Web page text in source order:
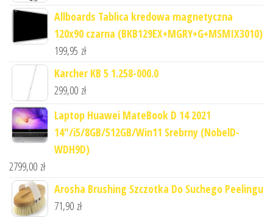
Allboards Tablica kredowa magnetyczna
120x90 czarna (BKB129EX+MGRY+G+MSMIX3010)
199,95 zł
Karcher KB 5 1.258-000.0
299,00 zł
Laptop Huawei MateBook D 14 2021
14"/i5/8GB/512GB/Win11 Srebrny (NobelD-
WDH9D)
2799,00 zł
Arosha Brushing Szczotka Do Suchego Peelingu
71,90 zł